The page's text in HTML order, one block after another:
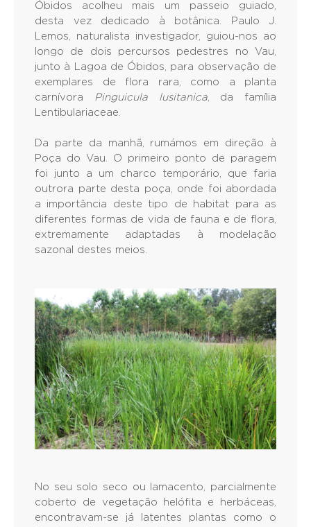
Óbidos acolheu mais um passeio guiado,
desta vez dedicado à botânica. Paulo J.
Lemos, naturalista investigador, guiou-nos ao
longo de dois percursos pedestres no Vau,
junto à Lagoa de Óbidos, para observação de
exemplares de flora rara, como a planta
carnívora Pinguicula lusitanica, da família
Lentibulariaceae.
Da parte da manhã, rumámos em direção à
Poça do Vau. O primeiro ponto de paragem
foi junto a um charco temporário, que faria
outrora parte desta poça, onde foi abordada
a importância deste tipo de habitat para as
diferentes formas de vida de fauna e de flora,
extremamente adaptadas à modelação
sazonal destes meios.
No seu solo seco ou lamacento, parcialmente
coberto de vegetação helófita e herbáceas,
encontravam-se já latentes plantas como o